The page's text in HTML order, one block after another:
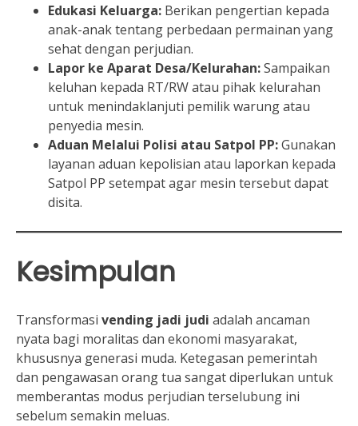
Edukasi Keluarga: Berikan pengertian kepada
anak-anak tentang perbedaan permainan yang
sehat dengan perjudian.
Lapor ke Aparat Desa/Kelurahan:Sampaikan
keluhan kepada RT/RW atau pihak kelurahan
untuk menindaklanjuti pemilik warung atau
penyedia mesin.
Aduan Melalui Polisi atau Satpol PP:Gunakan
layanan aduan kepolisian atau laporkan kepada
Satpol PP setempat agar mesin tersebut dapat
disita.
Kesimpulan
Transformasi vending jadi judi adalah ancaman
nyata bagi moralitas dan ekonomi masyarakat,
khususnya generasi muda. Ketegasan pemerintah
dan pengawasan orang tua sangat diperlukan untuk
memberantas modus perjudian terselubung ini
sebelum semakin meluas.